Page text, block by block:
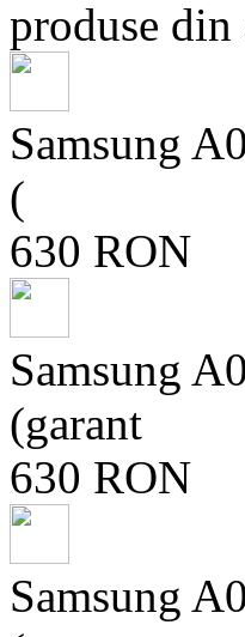
produse din
Samsung
(
630 RON
Samsung
(garant
630 RON
Samsung